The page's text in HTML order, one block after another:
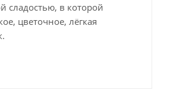
сладостью, в которой
цветочное, лёгкая